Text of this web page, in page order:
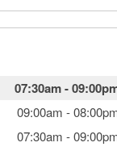
07:30am-
09:00am -
07:30am -